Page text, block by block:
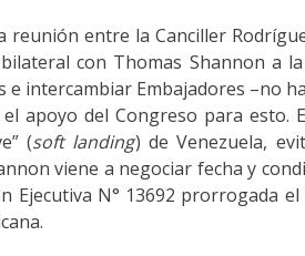
entre la Canciller
con Thomas Shannon a
intercambiar Embajadores –no
apoyo del Congreso para esto.
(soft landing) de Venezuela,
viene a negociar fecha y
Ejecutiva N° 13692 prorrogada